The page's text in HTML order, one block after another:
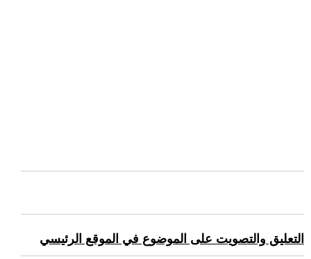
التعليق والتصويت على الموضوع في الموقع الرئيسي